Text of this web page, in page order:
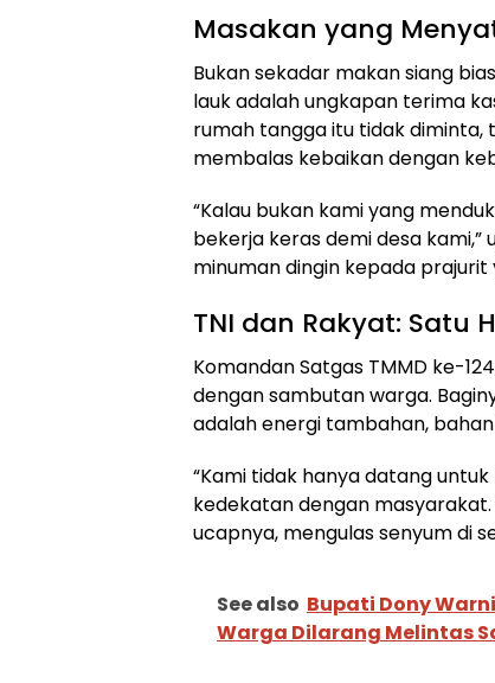
Masakan yang
Bukan sekadar makan siang
lauk adalah ungkapan terima
rumah tangga itu tidak diminta,
membalas kebaikan dengan
“Kalau bukan kami yang
bekerja keras demi desa
minuman dingin kepada prajurit
TNI dan Rakyat: Satu
Komandan Satgas TMMD ke-
dengan sambutan warga.
adalah energi tambahan,
“Kami tidak hanya datang
kedekatan dengan
ucapnya, mengulas senyum di
See also Bupati Dony
Warga Dilarang Melintas